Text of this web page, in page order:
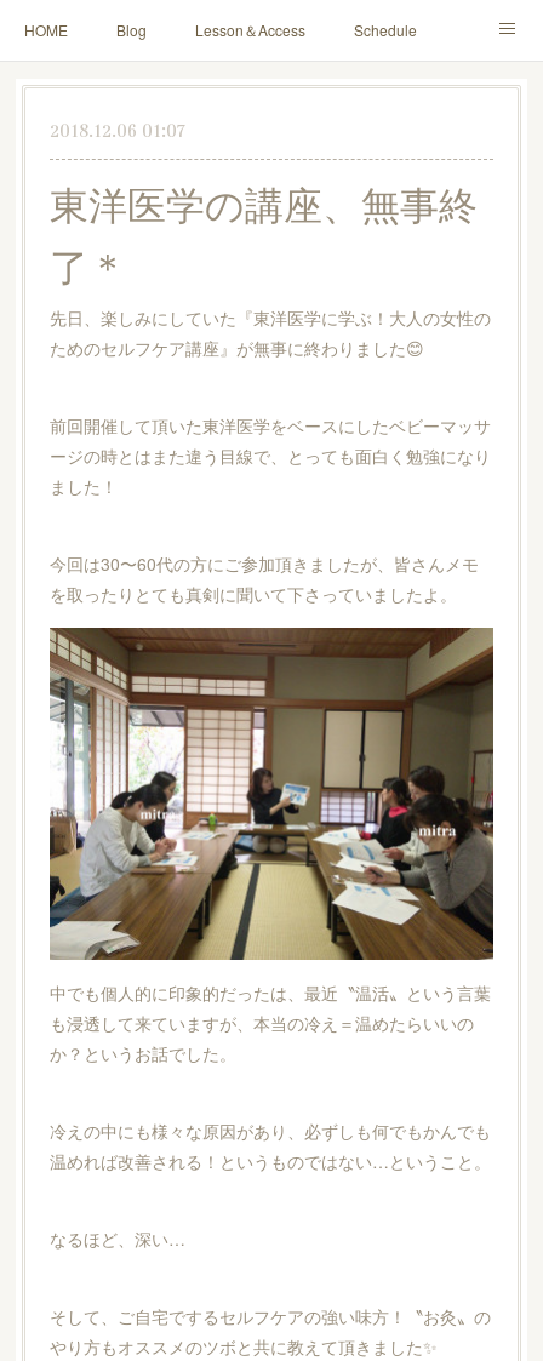
HOME Blog Lesson＆Access Schedule
Yoga for Mama＆Baby About Contact
2018.12.06 01:07
東洋医学の講座、無事終
了＊
先日、楽しみにしていた『東洋医学に学ぶ！大人の女性の
ためのセルフケア講座』が無事に終わりました😊
前回開催して頂いた東洋医学をベースにしたベビーマッサ
ージの時とはまた違う目線で、とっても面白く勉強になり
ました！
今回は30〜60代の方にご参加頂きましたが、皆さんメモ
を取ったりとても真剣に聞いて下さっていましたよ。
中でも個人的に印象的だったは、最近〝温活〟という言葉
も浸透して来ていますが、本当の冷え＝温めたらいいの
か？というお話でした。
冷えの中にも様々な原因があり、必ずしも何でもかんでも
温めれば改善される！というものではない…ということ。
なるほど、深い…
そして、ご自宅でするセルフケアの強い味方！〝お灸〟の
やり方もオススメのツボと共に教えて頂きました✨